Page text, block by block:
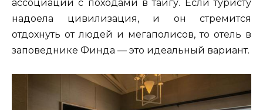
ассоциации с походами в тайгу. Если туристу
надоела цивилизация, и он стремится
отдохнуть от людей и мегаполисов, то отель в
заповеднике Финда — это идеальный вариант.